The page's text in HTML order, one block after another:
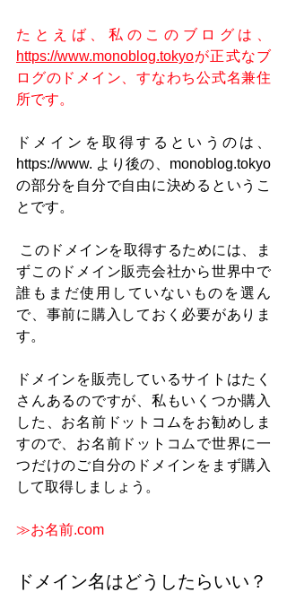
たとえば、私のこのブログは、
https://www.monoblog.tokyoが正式なブ
ログのドメイン、すなわち公式名兼住
所です。
ドメインを取得するというのは、
https://www. より後の、monoblog.tokyo
の部分を自分で自由に決めるというこ
とです。
ずこのドメイン販売会社から世界中で
誰もまだ使用していないものを選ん
で、事前に購入しておく必要がありま
す。
ドメインを販売しているサイトはたく
さんあるのですが、私もいくつか購入
した、お名前ドットコムをお勧めしま
すので、お名前ドットコムで世界に一
つだけのご自分のドメインをまず購入
して取得しましょう。
≫お名前.com
ドメイン名はどうしたらいい？